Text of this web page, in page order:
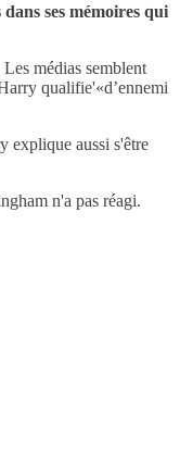
ses mémoires qui
médias semblent
qualifie'«d’ennemi
explique aussi s'être
n'a pas réagi.